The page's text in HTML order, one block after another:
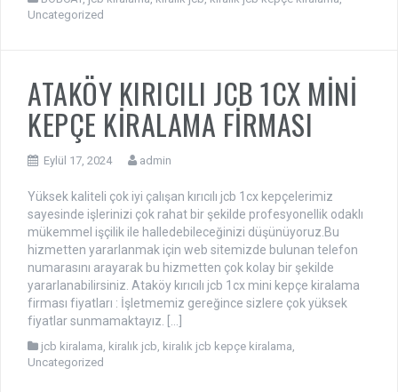
Uncategorized
ATAKÖY KIRICILI JCB 1CX MİNİ
KEPÇE KİRALAMA FİRMASI
Eylül 17, 2024 admin
Yüksek kaliteli çok iyi çalışan kırıcılı jcb 1cx kepçelerimiz
sayesinde işlerinizi çok rahat bir şekilde profesyonellik odaklı
mükemmel işçilik ile halledebileceğinizi düşünüyoruz.Bu
hizmetten yararlanmak için web sitemizde bulunan telefon
numarasını arayarak bu hizmetten çok kolay bir şekilde
yararlanabilirsiniz. Ataköy kırıcılı jcb 1cx mini kepçe kiralama
firması fiyatları : İşletmemiz gereğince sizlere çok yüksek
fiyatlar sunmamaktayız. […]
jcb kiralama kiralık jcb kiralık jcb kepçe kiralama
Uncategorized